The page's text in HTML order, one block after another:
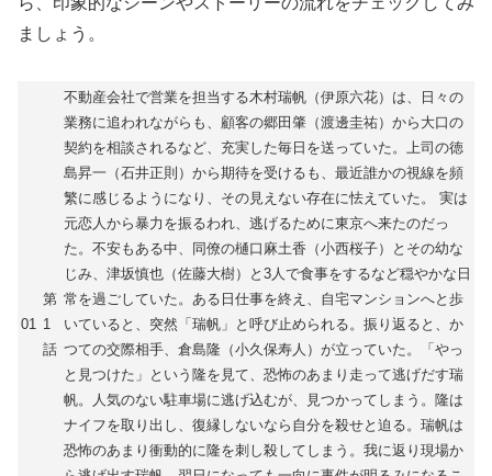
ましょう。
01
第
1
話
不動産会社で営業を担当する木村瑞帆（伊原六花）は、日々の
業務に追われながらも、顧客の郷田肇（渡邊圭祐）から大口の
契約を相談されるなど、充実した毎日を送っていた。上司の徳
島昇一（石井正則）から期待を受けるも、最近誰かの視線を頻
繁に感じるようになり、その見えない存在に怯えていた。 実は
元恋人から暴力を振るわれ、逃げるために東京へ来たのだっ
た。不安もある中、同僚の樋口麻土香（小西桜子）とその幼な
じみ、津坂慎也（佐藤大樹）と3人で食事をするなど穏やかな日
常を過ごしていた。ある日仕事を終え、自宅マンションへと歩
いていると、突然「瑞帆」と呼び止められる。振り返ると、か
つての交際相手、倉島隆（小久保寿人）が立っていた。「やっ
と見つけた」という隆を見て、恐怖のあまり走って逃げだす瑞
帆。人気のない駐車場に逃げ込むが、見つかってしまう。隆は
ナイフを取り出し、復縁しないなら自分を殺せと迫る。瑞帆は
恐怖のあまり衝動的に隆を刺し殺してしまう。我に返り現場か